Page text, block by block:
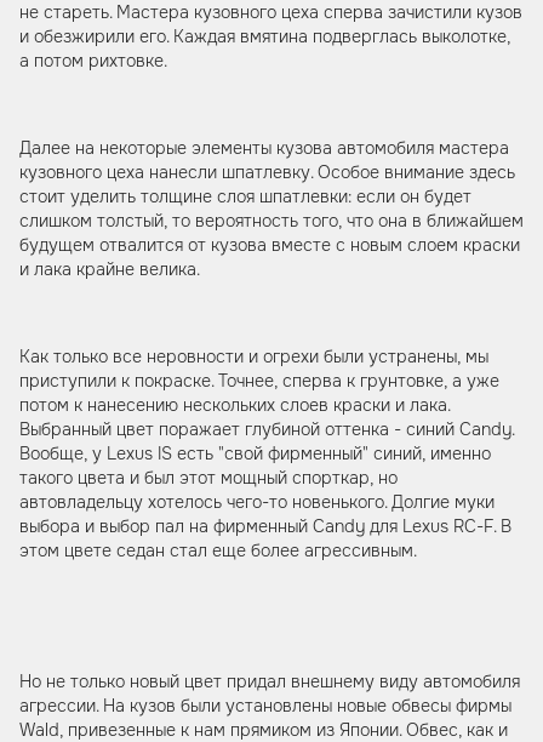
не стареть. Мастера кузовного цеха сперва зачистили кузов
и обезжирили его. Каждая вмятина подверглась выколотке,
а потом рихтовке.
Далее на некоторые элементы кузова автомобиля мастера
кузовного цеха нанесли шпатлевку. Особое внимание здесь
стоит уделить толщине слоя шпатлевки: если он будет
слишком толстый, то вероятность того, что она в ближайшем
будущем отвалится от кузова вместе с новым слоем краски
и лака крайне велика.
Как только все неровности и огрехи были устранены, мы
приступили к покраске. Точнее, сперва к грунтовке, а уже
потом к нанесению нескольких слоев краски и лака.
Выбранный цвет поражает глубиной оттенка - синий Candy.
Вообще, у Lexus IS есть "свой фирменный" синий, именно
такого цвета и был этот мощный спорткар, но
автовладельцу хотелось чего-то новенького. Долгие муки
выбора и выбор пал на фирменный Candy для Lexus RC-F. В
этом цвете седан стал еще более агрессивным.
Но не только новый цвет придал внешнему виду автомобиля
агрессии. На кузов были установлены новые обвесы фирмы
Wald, привезенные к нам прямиком из Японии. Обвес, как и